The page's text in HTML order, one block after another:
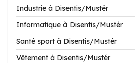
Industrie à Disentis/Mustér
Informatique à Disentis/Mustér
Santé sport à Disentis/Mustér
Vêtement à Disentis/Mustér